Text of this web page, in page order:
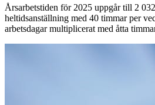
Årsarbetstiden för 2025 uppgår till 2
heltidsanställning med 40 timmar per
arbetsdagar multiplicerat med åtta